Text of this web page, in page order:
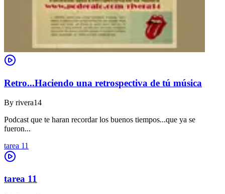
Retro...Haciendo una retrospectiva de tú música
By rivera14
Podcast que te haran recordar los buenos tiempos...que ya se
fueron...
tarea 11
tarea 11